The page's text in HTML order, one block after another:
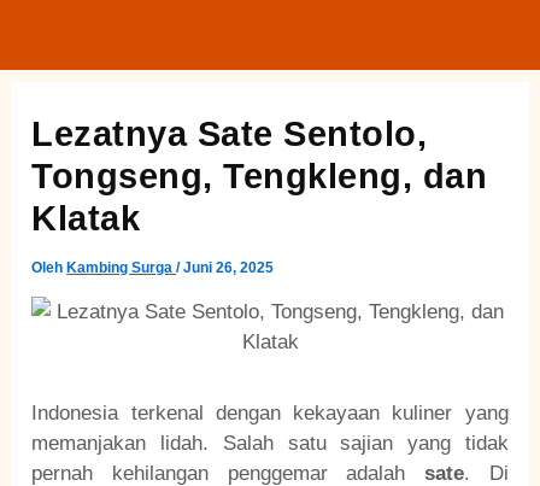
konten
Lezatnya Sate Sentolo,
Tongseng, Tengkleng, dan
Klatak
OlehKambing Surga/Juni 26, 2025
Indonesia terkenal dengan kekayaan kuliner yang
memanjakan lidah. Salah satu sajian yang tidak
pernah kehilangan penggemar adalahsate. Di